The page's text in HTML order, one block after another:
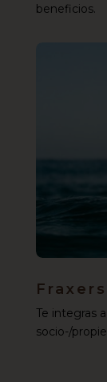
beneficios.
Te integras
socio-/